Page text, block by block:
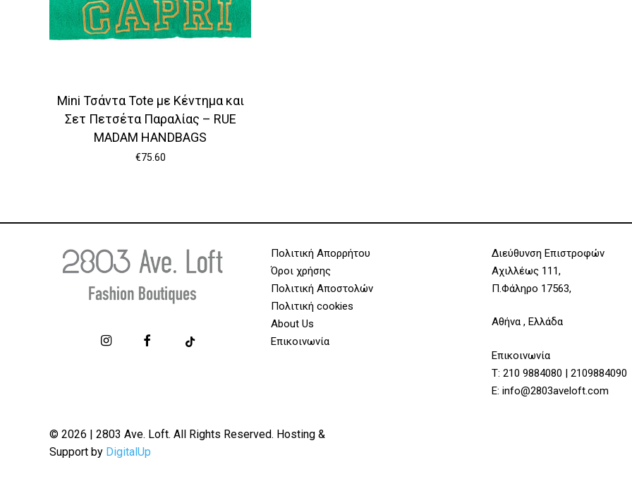
Υποσύνολο:
Mini Τσάντα Tote με Κέντημα και
Σετ Πετσέτα Παραλίας – RUE
MADAM HANDBAGS
€75.60
Πολιτική Απορρήτου
Όροι χρήσης
Πολιτική Αποστολών
Πολιτική cookies
About Us
Επικοινωνία
Διεύθυνση Επιστροφών
Αχιλλέως 111,
Π.Φάληρο 17563,
Αθήνα , Ελλάδα
Επικοινωνία
Τ: 210 9884080 | 2109884090
E: info@2803aveloft.com
© 2026 | 2803 Ave. Loft. All Rights Reserved. Hosting &
Support by DigitalUp